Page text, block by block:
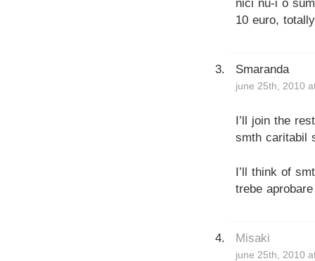
nici nu-i o
10 euro,
Smaranda
june 25th, 2010
I’ll join the
smth caritabil
I’ll think of
trebe
Misaki
june 25th, 2010